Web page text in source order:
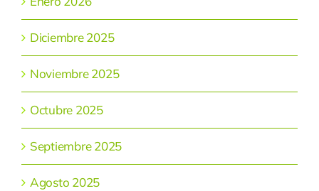
Diciembre 2025
Noviembre 2025
Octubre 2025
Septiembre 2025
Agosto 2025